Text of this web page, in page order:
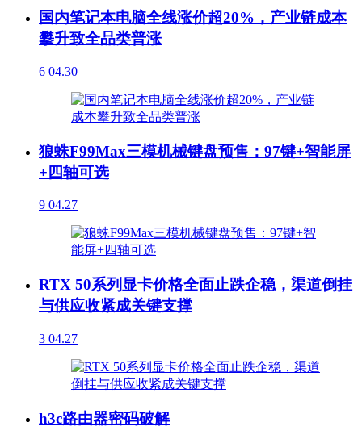
国内笔记本电脑全线涨价超20%，产业链成本
攀升致全品类普涨
6 04.30
狼蛛F99Max三模机械键盘预售：97键+智能屏
+四轴可选
9 04.27
RTX 50系列显卡价格全面止跌企稳，渠道倒挂
与供应收紧成关键支撑
3 04.27
h3c路由器密码破解